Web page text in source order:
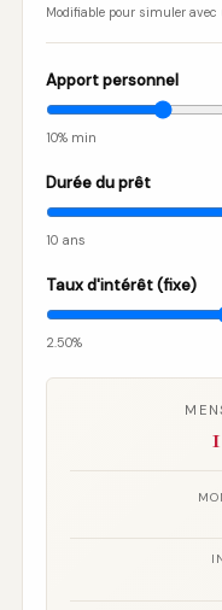
Modifiable pour simuler
Apport personnel
10% min
Durée du prêt
10 ans
Taux d'intérêt (fixe)
2.50%